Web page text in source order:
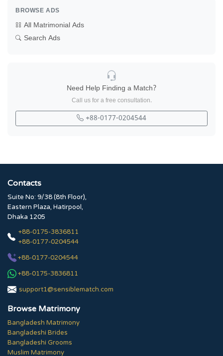
BROWSE ADS
All Matrimonial Ads
Search Ads
Need Help Finding a Match?
Call us for a free consultation.
+88-0177-0204544
Contacts
Suite No: 9/38 (8th Floor),
Eastern Plaza, Hatirpool,
Dhaka 1205
+88-0175-3836811
+88-0177-0204544
+88-0177-0204544
+88-0175-3836811
support1@sensiblematch.com
Browse Matrimony
Bangladesh Matrimony
Bangladeshi Brides
Bangladeshi Grooms
Muslim Matrimony